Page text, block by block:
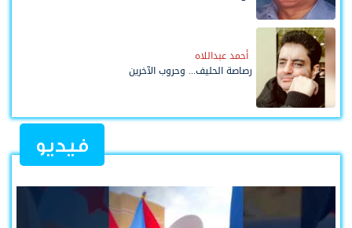
أحمد عبداللاه
رصاصة الحليف... وحروب الآخرين
فيديو